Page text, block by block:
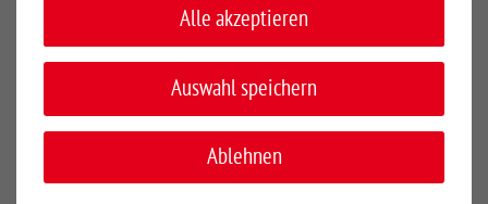
Koppelzaun Karja
Sichtschutzwand
Zaunelement braun
Tore
Gabionen
Alle akzeptieren
Auswahl speichern
Ablehnen